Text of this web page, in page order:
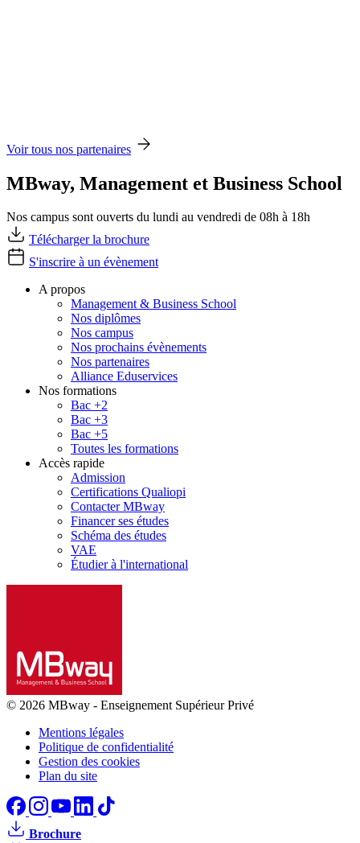
Voir tous nos partenaires
MBway, Management et Business School
Nos campus sont ouverts du lundi au vendredi de 08h à 18h
Télécharger la brochure
S'inscrire à un évènement
A propos
Management & Business School
Nos diplômes
Nos campus
Nos prochains évènements
Nos partenaires
Alliance Eduservices
Nos formations
Bac +2
Bac +3
Bac +5
Toutes les formations
Accès rapide
Admission
Certifications Qualiopi
Contacter MBway
Financer ses études
Schéma des études
VAE
Étudier à l'international
© 2026 MBway - Enseignement Supérieur Privé
Mentions légales
Politique de confidentialité
Gestion des cookies
Plan du site
Brochure